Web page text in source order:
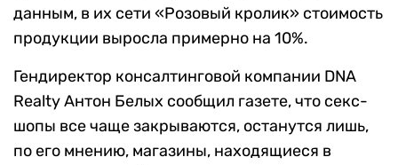
данным, в их сети «Розовый кролик» стоимость
продукции выросла примерно на 10%.
Гендиректор консалтинговой компании DNA
Realty Антон Белых сообщил газете, что секс-
шопы все чаще закрываются, останутся лишь,
по его мнению, магазины, находящиеся в